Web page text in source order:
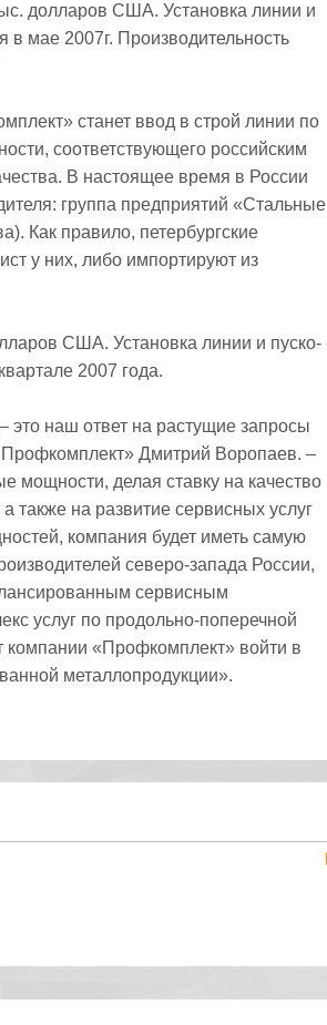
долларов США. Установка линии и
в мае 2007г. Производительность
станет ввод в строй линии по
соответствующего российским
В настоящее время в России
группа предприятий «Стальные
Как правило, петербургские
у них, либо импортируют из
США. Установка линии и пуско-
2007 года.
наш ответ на растущие запросы
Дмитрий Воропаев. –
мощности, делая ставку на качество
также на развитие сервисных услуг
компания будет иметь самую
северо-запада России,
сервисным
услуг по продольно-поперечной
компании «Профкомплект» войти в
металлопродукции».